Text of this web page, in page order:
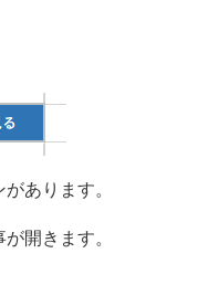
あります。
開きます。